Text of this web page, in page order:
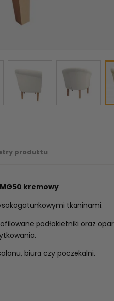
produktu
kremowy
tkaninami.
podłokietniki oraz
biura czy poczekalni.